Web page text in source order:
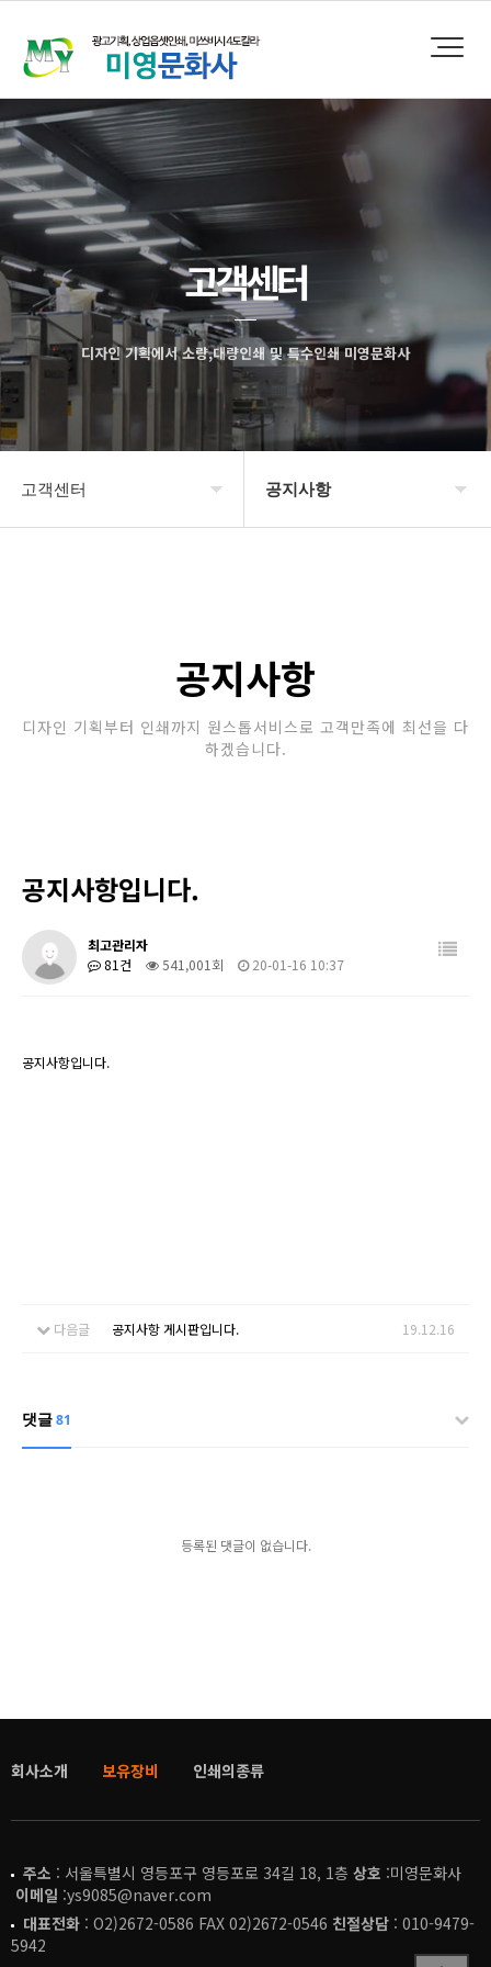
고객센터
디자인 기획에서 소량,대량인쇄 및 특수인쇄 미영문화사
고객센터 공지사항
공지사항
디자인 기획부터 인쇄까지 원스톱서비스로 고객만족에 최선을 다
하겠습니다.
공지사항입니다.
최고관리자
81건
541,001회 20-01-16 10:37
공지사항입니다.
다음글 공지사항 게시판입니다. 19.12.16
댓글81
등록된 댓글이 없습니다.
회사소개 보유장비 인쇄의종류
주소 : 서울특별시 영등포구 영등포로 34길 18, 1층 상호 :미영문화사
이메일 :ys9085@naver.com
대표전화 : O2)2672-0586 FAX 02)2672-0546 친절상담 : 010-9479-
5942